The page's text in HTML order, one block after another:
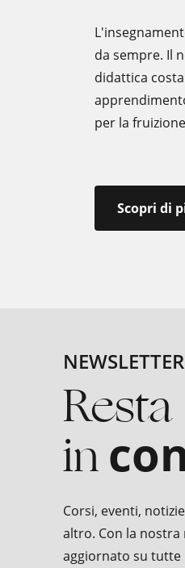
da sempre. Il
didattica
per la
Scopri di
NEWSLETTER
Resta
in
Corsi, eventi,
altro. Con la
aggiornato su